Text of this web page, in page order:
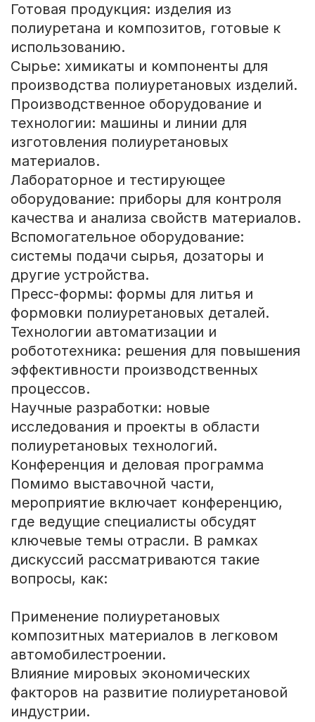
Готовая продукция: изделия из
полиуретана и композитов, готовые к
использованию.
Сырье: химикаты и компоненты для
производства полиуретановых изделий.
Производственное оборудование и
технологии: машины и линии для
изготовления полиуретановых
материалов.
Лабораторное и тестирующее
оборудование: приборы для контроля
качества и анализа свойств материалов.
Вспомогательное оборудование:
системы подачи сырья, дозаторы и
другие устройства.
Пресс-формы: формы для литья и
формовки полиуретановых деталей.
Технологии автоматизации и
робототехника: решения для повышения
эффективности производственных
процессов.
Научные разработки: новые
исследования и проекты в области
полиуретановых технологий.
Конференция и деловая программа
Помимо выставочной части,
мероприятие включает конференцию,
где ведущие специалисты обсудят
ключевые темы отрасли. В рамках
дискуссий рассматриваются такие
вопросы, как:
Применение полиуретановых
композитных материалов в легковом
автомобилестроении.
Влияние мировых экономических
факторов на развитие полиуретановой
индустрии.